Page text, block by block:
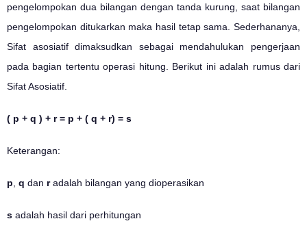
pengelompokan dua bilangan dengan tanda kurung, saat bilangan
pengelompokan ditukarkan maka hasil tetap sama. Sederhananya,
Sifat asosiatif dimaksudkan sebagai mendahulukan pengerjaan
pada bagian tertentu operasi hitung. Berikut ini adalah rumus dari
Sifat Asosiatif.
( p + q ) + r = p + ( q + r) = s
Keterangan:
p q dan radalah bilangan yang dioperasikan
s adalah hasil dari perhitungan